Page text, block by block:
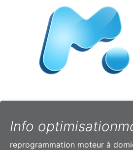
Info
reprogrammation moteur à